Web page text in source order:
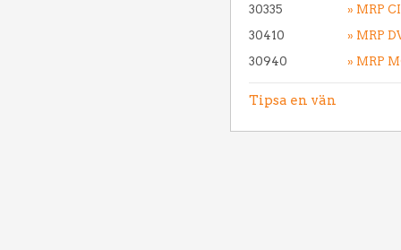
30335
» MRP
30410
» MRP
30940
» MRP
Tipsa en vän